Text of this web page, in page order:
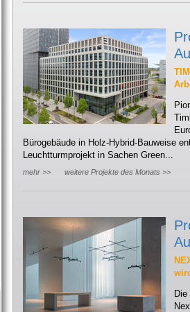
Bürogebäude in Holz-Hybrid-Bauweise
Leuchtturmprojekt in Sachen Green...
mehr >> weitere Projekte des Monats >>